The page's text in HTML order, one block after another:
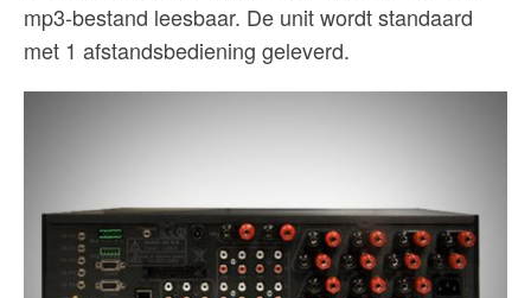
mp3-bestand leesbaar. De unit wordt standaard
met 1 afstandsbediening geleverd.